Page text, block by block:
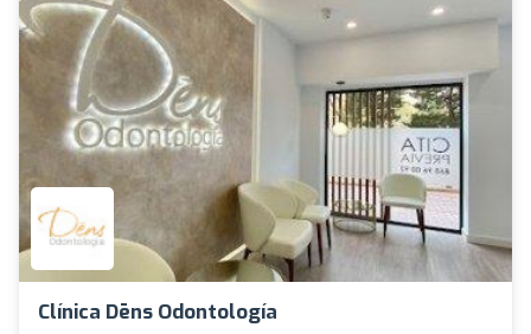
Clínica Dēns Odontología